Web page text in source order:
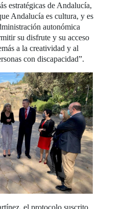
estratégicas de Andalucía,
Andalucía es cultura, y es
autonómica
su disfrute y su acceso
a la creatividad y al
con discapacidad”.
el protocolo suscrito